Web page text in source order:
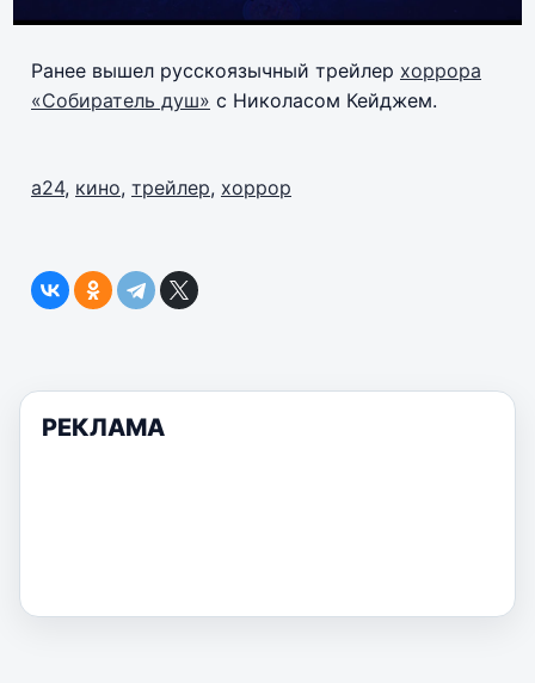
Ранее вышел русскоязычный трейлер хоррора
«Собиратель душ» с Николасом Кейджем.
a24, кино, трейлер, хоррор
РЕКЛАМА